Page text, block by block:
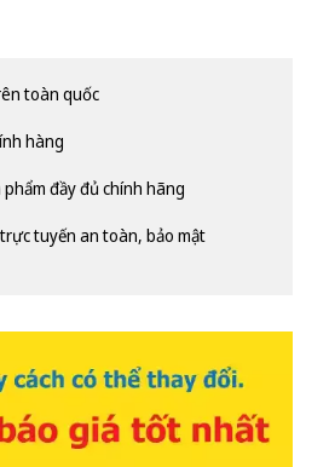
toàn quốc
hàng
đầy đủ chính hãng
tuyến an toàn, bảo mật